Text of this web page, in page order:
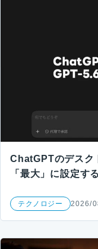
ChatGPTのデスク
「最大」に設定す
テクノロジー 2026/